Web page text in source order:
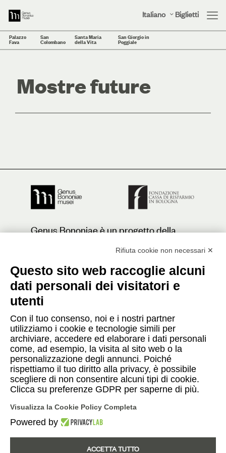
Palazzo
Fava
San
Colombano
Santa Maria
della Vita
San Giorgio in
Poggiale
Italiano Biglietti
Mostre future
Genus Bononiae è un progetto della
Press
Caffè
Instagram
Facebook
YouTube
Italiano|English
© 2026 Fondazione Progetto Genus Bononiae - in via Farini, 15 - 40124
Rifiuta cookie non necessari ✕
Questo sito web raccoglie alcuni
dati personali dei visitatori e
utenti
Con il tuo consenso, noi e i nostri partner
utilizziamo i cookie e tecnologie simili per
archiviare, accedere ed elaborare i dati personali
come, ad esempio, la visita al sito web o la
personalizzazione degli annunci. Poiché
rispettiamo il tuo diritto alla privacy, è possibile
scegliere di non consentire alcuni tipi di cookie.
Clicca su preferenze GDPR per saperne di più.
Visualizza la Cookie Policy Completa
Powered by
ACCETTA TUTTO